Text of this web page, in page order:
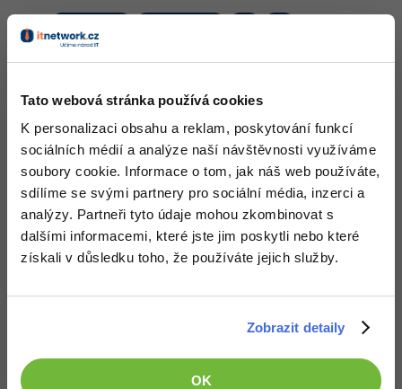
Tato webová stránka používá cookies
K personalizaci obsahu a reklam, poskytování funkcí
sociálních médií a analýze naší návštěvnosti využíváme
soubory cookie. Informace o tom, jak náš web používáte,
sdílíme se svými partnery pro sociální média, inzerci a
analýzy. Partneři tyto údaje mohou zkombinovat s
dalšími informacemi, které jste jim poskytli nebo které
získali v důsledku toho, že používáte jejich služby.
Zobrazit detaily
OK
Továrnou na cukroví může být i obyčejná cukrárna. Kterým se
raději vyhýbám
Nahoru Odpovědět
Milan Gallas
můj soubor: http://ulozto.cz/…/cukrovi-zip
25.5.2013 19:12
http://www.antipop.cz/…z/index.html
fonty: Disko (dafont.com), Roboto (google fonts)